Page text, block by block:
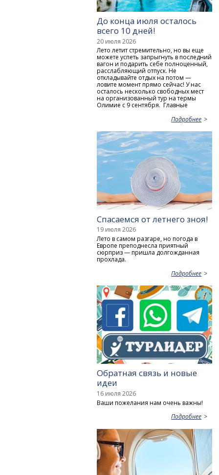
До конца июля осталось
всего 10 дней!
20 июля 2026
Лето летит стремительно, но вы еще
можете успеть запрыгнуть в последний
вагон и подарить себе полноценный,
расслабляющий отпуск. Не
откладывайте отдых на потом —
ловите момент прямо сейчас! У нас
осталось несколько свободных мест
на организованный тур на термы
Олимие с 9 сентября. Главные
Подробнее
Спасаемся от летнего зноя!
19 июля 2026
Лето в самом разгаре, но погода в
Европе преподнесла приятный
сюрприз — пришла долгожданная
прохлада.
Подробнее
Обратная связь и новые
идеи
16 июля 2026
Ваши пожелания нам очень важны!
Подробнее